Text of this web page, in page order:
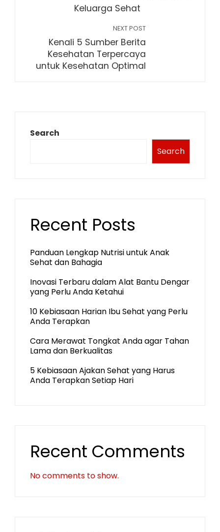
Keluarga Sehat
NEXT POST
Kenali 5 Sumber Berita
Kesehatan Terpercaya
untuk Kesehatan Optimal
Search
Search
Recent Posts
Panduan Lengkap Nutrisi untuk Anak
Sehat dan Bahagia
Inovasi Terbaru dalam Alat Bantu Dengar
yang Perlu Anda Ketahui
10 Kebiasaan Harian Ibu Sehat yang Perlu
Anda Terapkan
Cara Merawat Tongkat Anda agar Tahan
Lama dan Berkualitas
5 Kebiasaan Ajakan Sehat yang Harus
Anda Terapkan Setiap Hari
Recent Comments
No comments to show.